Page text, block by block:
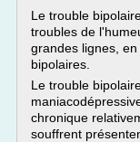
Le trouble
troubles de
grandes lignes,
bipolaires.
Le trouble
chronique
souffrent